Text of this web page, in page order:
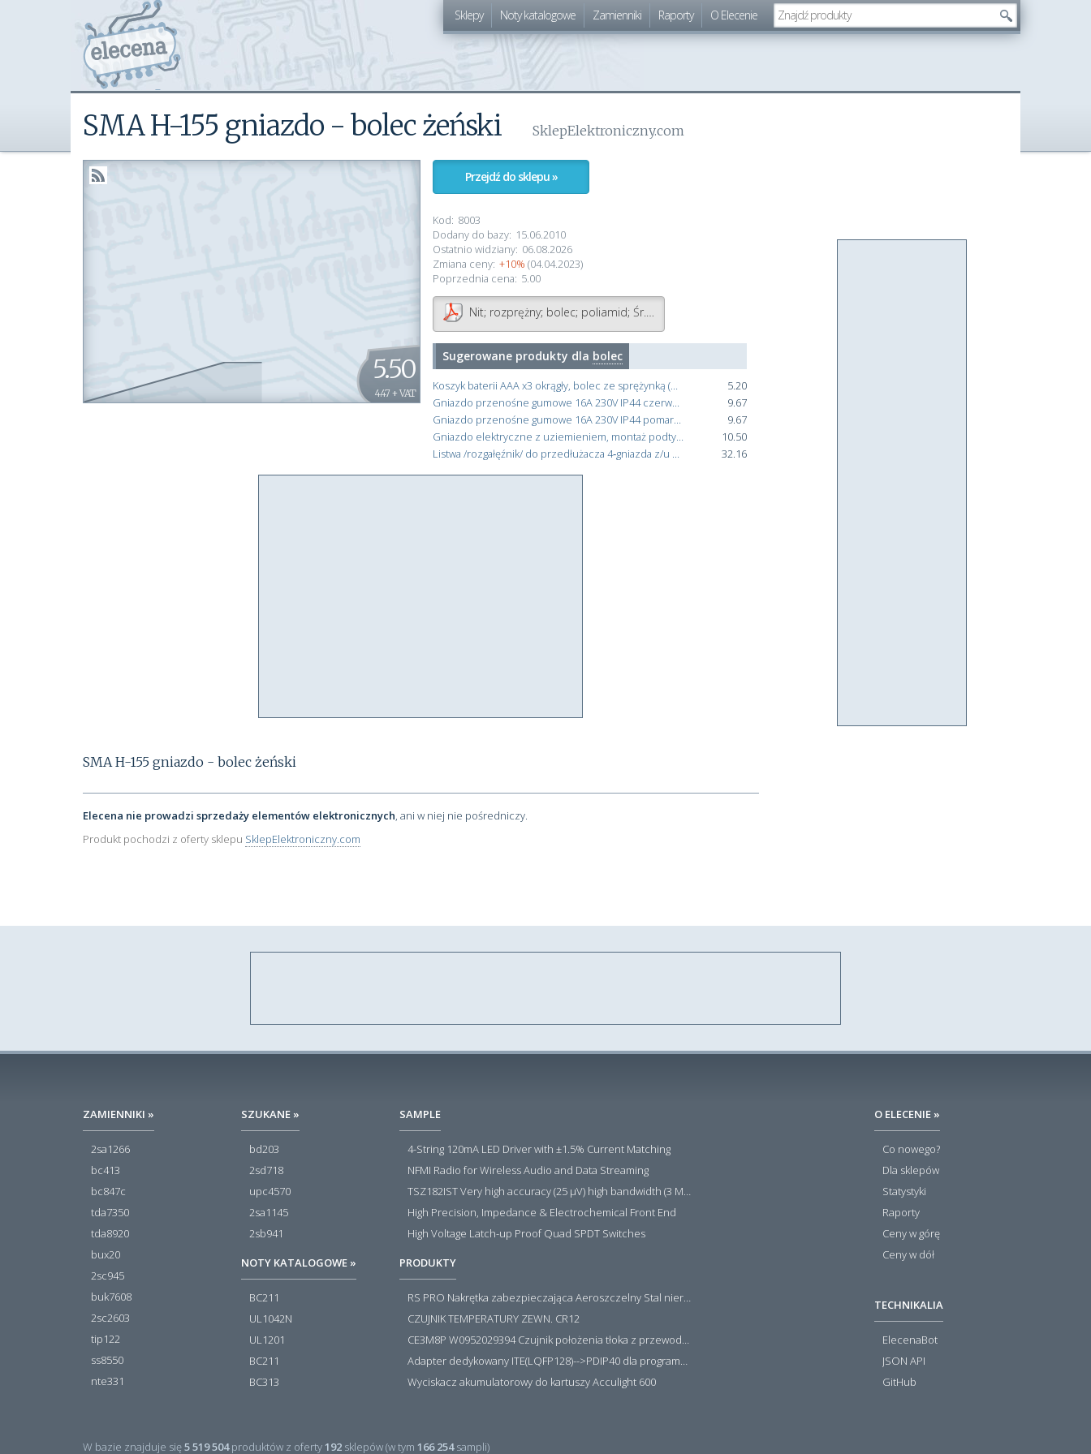
Sklepy Noty katalogowe Zamienniki Raporty O Elecenie
SMA H-155 gniazdo - bolec żeński SklepElektroniczny.com
5.50
4.47 + VAT
Przejdź do sklepu »
Kod: 8003
Dodany do bazy: 15.06.2010
Ostatnio widziany: 06.08.2026
Zmiana ceny: +10% (04.04.2023)
Poprzednia cena: 5.00
Sugerowane produkty dla bolec
Koszyk baterii AAA x3 okrągły, bolec ze sprężynką (do latarek)
5.20
Gniazdo przenośne gumowe 16A 230V IP44 czerwone AEI602279-R
9.67
Gniazdo przenośne gumowe 16A 230V IP44 pomarańczowe AEI602279-O
9.67
Gniazdo elektryczne z uziemieniem, montaż podtynkowy, kolor biały, EMOS A6001.0
10.50
Listwa /rozgałęźnik/ do przedłużacza 4‑gniazda z/u gumowe IP44 AEI602234-L
32.16
SMA H-155 gniazdo - bolec żeński
Elecena nie prowadzi sprzedaży elementów elektronicznych, ani w niej nie pośredniczy.
Produkt pochodzi z oferty sklepu SklepElektroniczny.com
ZAMIENNIKI »
2sa1266
bc413
bc847c
tda7350
tda8920
bux20
2sc945
buk7608
2sc2603
tip122
ss8550
nte331
SZUKANE »
bd203
2sd718
upc4570
2sa1145
2sb941
NOTY KATALOGOWE »
BC211
UL1042N
UL1201
BC211
BC313
SAMPLE
4-String 120mA LED Driver with ±1.5% Current Matching
NFMI Radio for Wireless Audio and Data Streaming
TSZ182IST Very high accuracy (25 µV) high bandwidth (3 MHz) zero drift 5 V operational amplifiers
High Precision, Impedance & Electrochemical Front End
High Voltage Latch-up Proof Quad SPDT Switches
PRODUKTY
RS PRO Nakrętka zabezpieczająca Aeroszczelny Stal nierdzewna 316 Zwykłe
CZUJNIK TEMPERATURY ZEWN. CR12
CE3M8P W0952029394 Czujnik położenia tłoka z przewodem i złączem M8, PNP NO, 10...30VDC, 100mA, METALWORK, METAL WORK jak MZT1-0
Adapter dedykowany ITE(LQFP128)-->PDIP40 dla programatora RT809H/RT809F (simple)
Wyciskacz akumulatorowy do kartuszy Acculight 600
O ELECENIE »
Co nowego?
Dla sklepów
Statystyki
Raporty
Ceny w górę
Ceny w dół
TECHNIKALIA
ElecenaBot
JSON API
GitHub
W bazie znajduje się5 519 504produktów z oferty 192 sklepów (w tym 166 254sampli)